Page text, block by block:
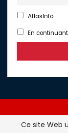
AtlasInfo
En
Ce site Web